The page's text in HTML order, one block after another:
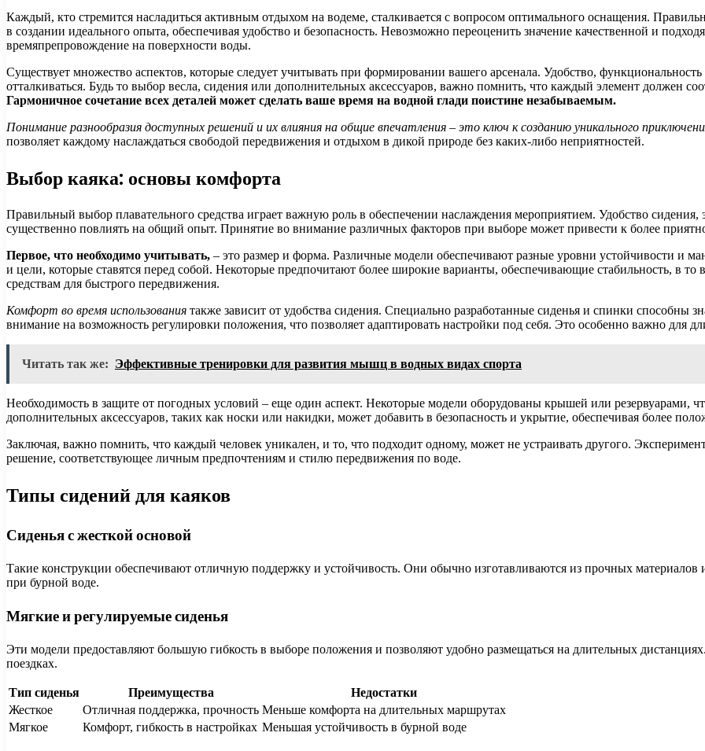
Каждый, кто стремится насладиться активным отдыхом на водеме, сталкивается с вопросом оптимального оснащения.
в создании идеального опыта, обеспечивая удобство и безопасность. Невозможно переоценить значение качественной и
времяпрепровождение на поверхности воды.
Существует множество аспектов, которые следует учитывать при формировании вашего арсенала. Удобство,
отталкиваться. Будь то выбор весла, сидения или дополнительных аксессуаров, важно помнить, что каждый элемент должен
Гармоничное сочетание всех деталей может сделать ваше время на водной глади поистине незабываемым.
Понимание разнообразия доступных решений и их влияния на общие впечатления – это ключ к созданию уникального
позволяет каждому наслаждаться свободой передвижения и отдыхом в дикой природе без каких-либо неприятностей.
Выбор каяка: основы комфорта
Правильный выбор плавательного средства играет важную роль в обеспечении наслаждения мероприятием. Удобство
существенно повлиять на общий опыт. Принятие во внимание различных факторов при выборе может привести к более
Первое, что необходимо учитывать, – это размер и форма. Различные модели обеспечивают разные уровни устойчивости и
и цели, которые ставятся перед собой. Некоторые предпочитают более широкие варианты, обеспечивающие стабильность, в
средствам для быстрого передвижения.
Комфорт во время использования также зависит от удобства сидения. Специально разработанные сиденья и спинки способны
внимание на возможность регулировки положения, что позволяет адаптировать настройки под себя. Это особенно важно для
Читать так же: Эффективные тренировки для развития мышц в водных видах спорта
Необходимость в защите от погодных условий – еще один аспект. Некоторые модели оборудованы крышей или резервуарами,
дополнительных аксессуаров, таких как носки или накидки, может добавить в безопасность и укрытие, обеспечивая более
Заключая, важно помнить, что каждый человек уникален, и то, что подходит одному, может не устраивать другого.
решение, соответствующее личным предпочтениям и стилю передвижения по воде.
Типы сидений для каяков
Сиденья с жесткой основой
Такие конструкции обеспечивают отличную поддержку и устойчивость. Они обычно изготавливаются из прочных
при бурной воде.
Мягкие и регулируемые сиденья
Эти модели предоставляют большую гибкость в выборе положения и позволяют удобно размещаться на длительных
поездках.
Тип сиденья Преимущества
Недостатки
Жесткое
Отличная поддержка, прочность Меньше комфорта на длительных маршрутах
Мягкое
Комфорт, гибкость в настройках Меньшая устойчивость в бурной воде